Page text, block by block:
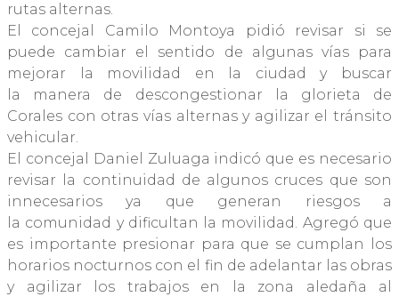
rutas alternas.
El concejal Camilo Montoya pidió revisar si se
puede cambiar el sentido de algunas vías para
mejorar la movilidad en la ciudad y buscar
la manera de descongestionar la glorieta de
Corales con otras vías alternas y agilizar el tránsito
vehicular.
El concejal Daniel Zuluaga indicó que es necesario
revisar la continuidad de algunos cruces que son
innecesarios ya que generan riesgos a
la comunidad y dificultan la movilidad. Agregó que
es importante presionar para que se cumplan los
horarios nocturnos con el fin de adelantar las obras
y agilizar los trabajos en la zona aledaña al